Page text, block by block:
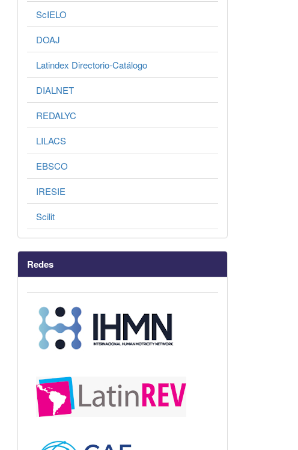
ScIELO
DOAJ
Latindex Directorio-Catálogo
DIALNET
REDALYC
LILACS
EBSCO
IRESIE
Scilit
Redes